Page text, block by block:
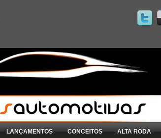
LANÇAMENTOS CONCEITOS ALTA RODA